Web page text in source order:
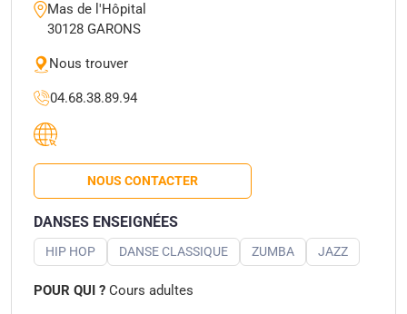
Mas de l'Hôpital
30128 GARONS
Nous trouver
04.68.38.89.94
NOUS CONTACTER
DANSES ENSEIGNÉES
HIP HOP DANSE CLASSIQUE ZUMBA JAZZ
POUR QUI ? Cours adultes